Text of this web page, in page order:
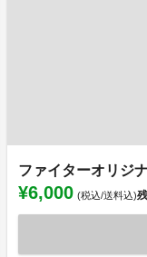
ファイターオリジ
¥6,000 (税込/送料込)